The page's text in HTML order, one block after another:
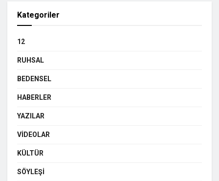
Kategoriler
12
RUHSAL
BEDENSEL
HABERLER
YAZILAR
VIDEOLAR
KÜLTÜR
SÖYLEŞI